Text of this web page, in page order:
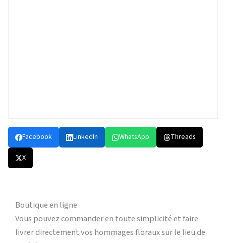
Facebook LinkedIn WhatsApp Threads
X
Boutique en ligne
Vous pouvez commander en toute simplicité et faire
livrer directement vos hommages floraux sur le lieu de